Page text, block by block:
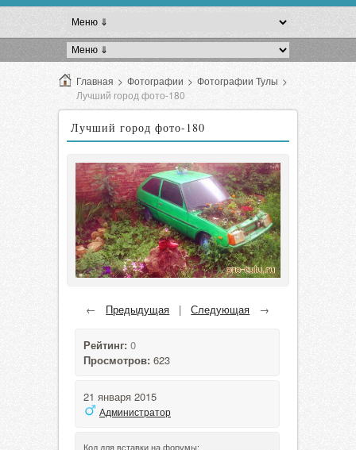
Главная > Фотографии > Фотографии Тулы >
Лучший город фото-180
Лучший город фото-180
← Предыдущая |Следующая →
Рейтинг: 0
Просмотров: 623
21 января 2015
Администратор
Код для вставки на форумы: